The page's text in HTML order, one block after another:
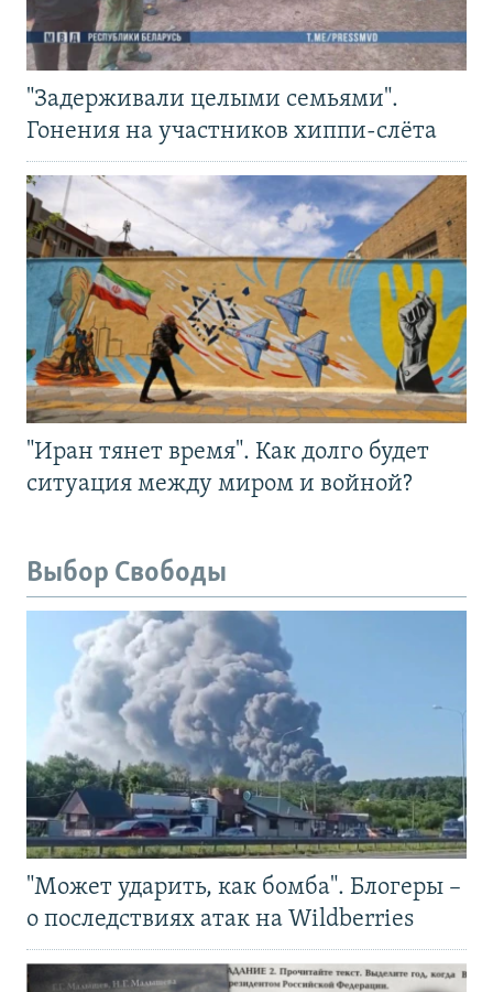
"Задерживали целыми семьями".
Гонения на участников хиппи-слёта
"Иран тянет время". Как долго будет
ситуация между миром и войной?
Выбор Свободы
"Может ударить, как бомба". Блогеры –
о последствиях атак на Wildberries